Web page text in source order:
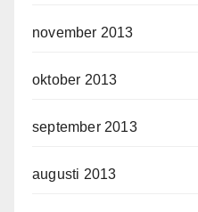
november 2013
oktober 2013
september 2013
augusti 2013